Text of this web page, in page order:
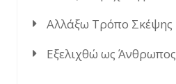
Αλλάξω Τρόπο Σκέψης
Εξελιχθώ ως Άνθρωπος